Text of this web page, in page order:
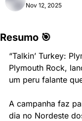
Nov 12, 2025
Resumo 🎯
“Talkin’ Turkey:
Plymouth Rock,
um peru falante
A campanha faz
dia no Nordeste